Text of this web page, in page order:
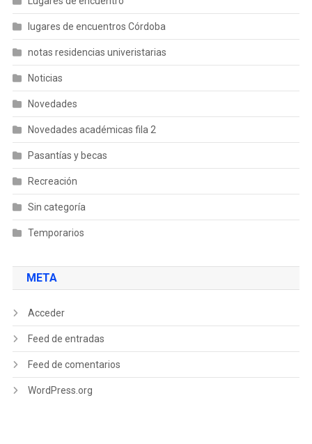
lugares de encuentros Córdoba
notas residencias univeristarias
Noticias
Novedades
Novedades académicas fila 2
Pasantías y becas
Recreación
Sin categoría
Temporarios
META
Acceder
Feed de entradas
Feed de comentarios
WordPress.org